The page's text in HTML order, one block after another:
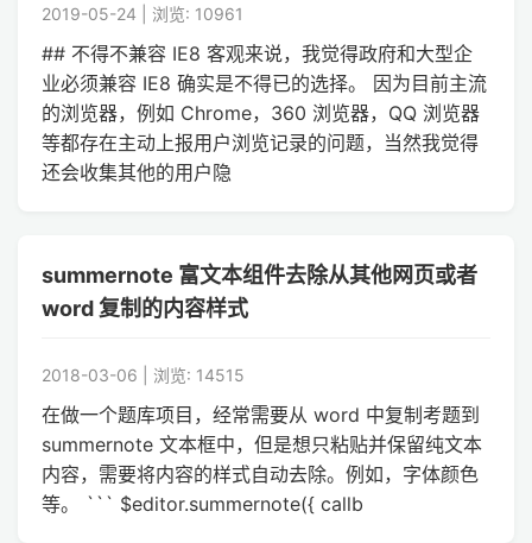
2019-05-24 | 浏览: 10961
## 不得不兼容 IE8 客观来说，我觉得政府和大型企
业必须兼容 IE8 确实是不得已的选择。 因为目前主流
的浏览器，例如 Chrome，360 浏览器，QQ 浏览器
等都存在主动上报用户浏览记录的问题，当然我觉得
还会收集其他的用户隐
summernote 富文本组件去除从其他网页或者
word 复制的内容样式
2018-03-06 | 浏览: 14515
在做一个题库项目，经常需要从 word 中复制考题到
summernote 文本框中，但是想只粘贴并保留纯文本
内容，需要将内容的样式自动去除。例如，字体颜色
等。 ``` $editor.summernote({ callb